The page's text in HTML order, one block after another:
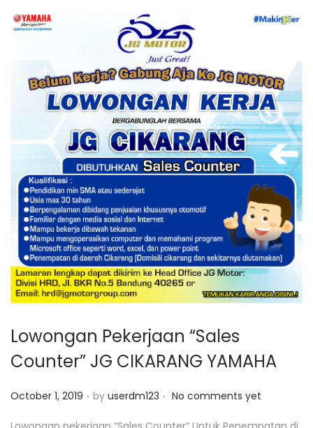
Lowongan Pekerjaan “Sales
Counter” JG CIKARANG YAMAHA
P
October 1, 2019 . by userdm123 . No comments yet